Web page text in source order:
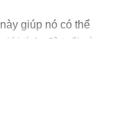
giúp nó có thể
tính, độ tuổi và
chiếc máy luôn
máy khi cần